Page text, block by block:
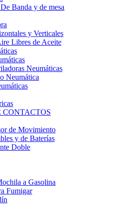
Banda y de mesa
y Verticales
Libres de Aceite
Neumáticas
Neumática
de Movimiento
y de Baterías
Doble
a Gasolina
Fumigar